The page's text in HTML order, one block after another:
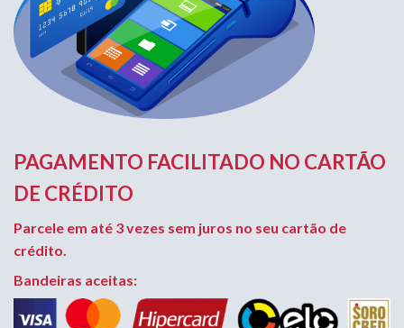
PAGAMENTO FACILITADO NO CARTÃO
DE CRÉDITO
Parcele em até 3 vezes sem juros no seu cartão de
crédito.
Bandeiras aceitas: